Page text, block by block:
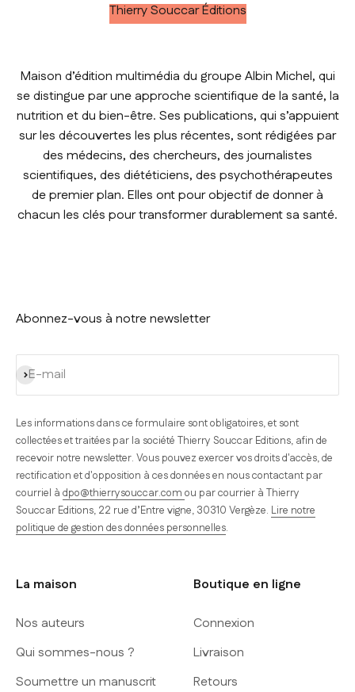
Thierry Souccar Éditions
Maison d’édition multimédia du groupe Albin Michel, qui
se distingue par une approche scientifique de la santé, la
nutrition et du bien-être. Ses publications, qui s’appuient
sur les découvertes les plus récentes, sont rédigées par
des médecins, des chercheurs, des journalistes
scientifiques, des diététiciens, des psychothérapeutes
de premier plan. Elles ont pour objectif de donner à
chacun les clés pour transformer durablement sa santé.
Abonnez-vous à notre newsletter
E-mail
S'inscrire
Les informations dans ce formulaire sont obligatoires, et sont
collectées et traitées par la société Thierry Souccar Editions, afin de
recevoir notre newsletter. Vous pouvez exercer vos droits d'accès, de
rectification et d'opposition à ces données en nous contactant par
courriel à dpo@thierrysouccar.com ou par courrier à Thierry
Souccar Editions, 22 rue d’Entre vigne, 30310 Vergèze. Lire notre
politique de gestion des données personnelles.
La maison
Nos auteurs
Qui sommes-nous ?
Soumettre un manuscrit
Boutique en ligne
Connexion
Livraison
Retours